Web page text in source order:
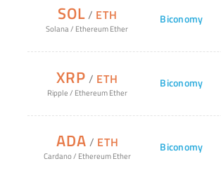
SOL/ ETH
Solana/ Ethereum Ether
Biconomy
XRP / ETH
Ripple/ Ethereum Ether
Biconomy
ADA / ETH
Cardano/ Ethereum Ether
Biconomy